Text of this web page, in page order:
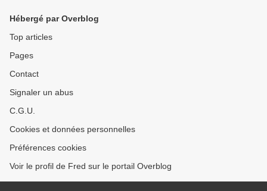
Hébergé par Overblog
Top articles
Pages
Contact
Signaler un abus
C.G.U.
Cookies et données personnelles
Préférences cookies
Voir le profil de Fred sur le portail Overblog